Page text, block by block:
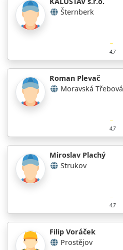
Šternberk
4.7
Roman Plevač
Moravská Třebová
4.7
Miroslav Plachý
Strukov
4.7
Filip Voráček
Prostějov